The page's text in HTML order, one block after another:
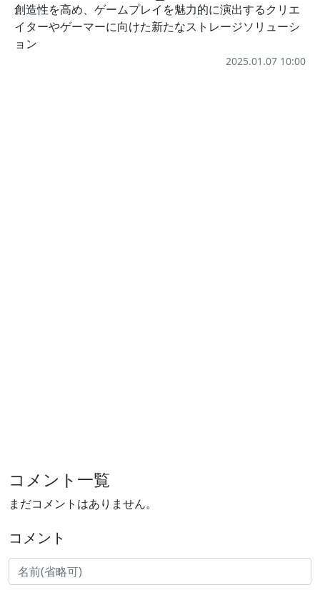
創造性を高め、ゲームプレイを魅力的に演出するクリエ
イターやゲーマーに向けた新たなストレージソリューシ
ョン
2025.01.07 10:00
コメント一覧
まだコメントはありません。
コメント